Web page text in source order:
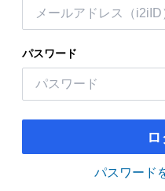
パスワード
パスワード